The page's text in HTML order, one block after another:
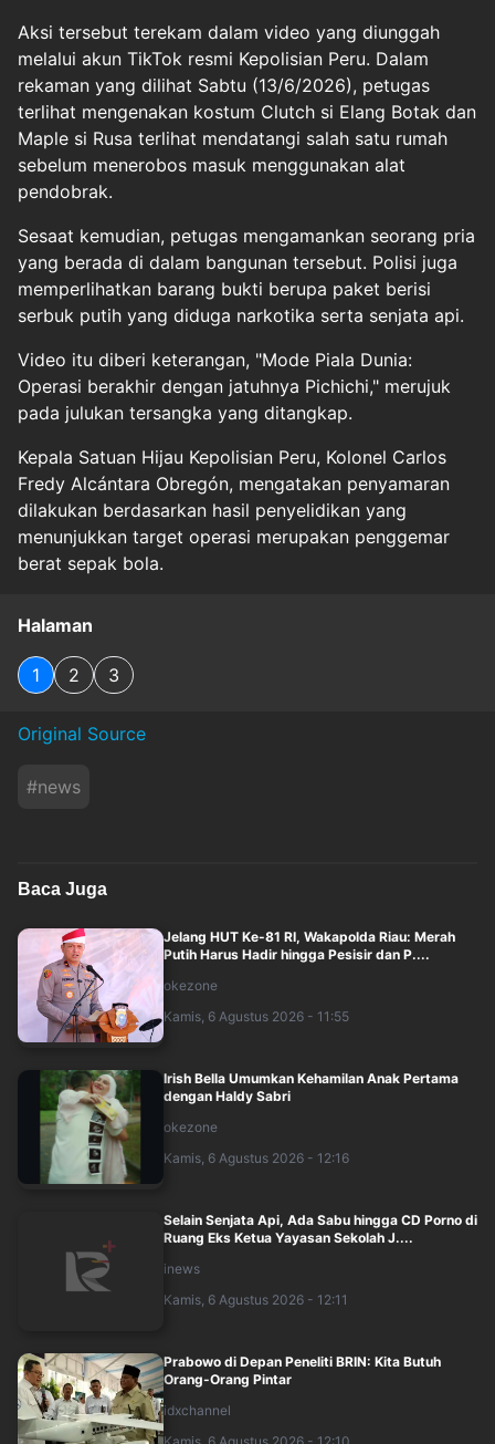
Aksi tersebut terekam dalam video yang diunggah
melalui akun TikTok resmi Kepolisian Peru. Dalam
rekaman yang dilihat Sabtu (13/6/2026), petugas
terlihat mengenakan kostum Clutch si Elang Botak dan
Maple si Rusa terlihat mendatangi salah satu rumah
sebelum menerobos masuk menggunakan alat
pendobrak.
Sesaat kemudian, petugas mengamankan seorang pria
yang berada di dalam bangunan tersebut. Polisi juga
memperlihatkan barang bukti berupa paket berisi
serbuk putih yang diduga narkotika serta senjata api.
Video itu diberi keterangan, "Mode Piala Dunia:
Operasi berakhir dengan jatuhnya Pichichi," merujuk
pada julukan tersangka yang ditangkap.
Kepala Satuan Hijau Kepolisian Peru, Kolonel Carlos
Fredy Alcántara Obregón, mengatakan penyamaran
dilakukan berdasarkan hasil penyelidikan yang
menunjukkan target operasi merupakan penggemar
berat sepak bola.
Halaman
1 2 3
Original Source
#news
Baca Juga
Jelang HUT Ke-81 RI, Wakapolda Riau: Merah
Putih Harus Hadir hingga Pesisir dan P....
okezone
Kamis, 6 Agustus 2026 - 11:55
Irish Bella Umumkan Kehamilan Anak Pertama
dengan Haldy Sabri
okezone
Kamis, 6 Agustus 2026 - 12:16
Selain Senjata Api, Ada Sabu hingga CD Porno di
Ruang Eks Ketua Yayasan Sekolah J....
inews
Kamis, 6 Agustus 2026 - 12:11
Prabowo di Depan Peneliti BRIN: Kita Butuh
Orang-Orang Pintar
idxchannel